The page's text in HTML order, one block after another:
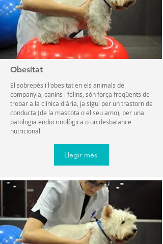
Obesitat
El sobrepès i l'obesitat en els animals de
companyia, canins i felins, són força freqüents de
trobar a la clínica diària, ja sigui per un trastorn de
conducta (de la mascota o el seu amo), per una
patologia endocrinològica o un desbalance
nutricional
Llegir més